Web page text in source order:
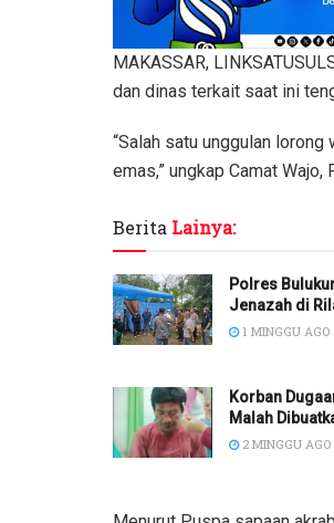
MAKASSAR,
dan dinas terkait saat ini
“Salah satu unggulan
emas,” ungkap Camat
Berita Lainya:
Polres
Jenazah di
1 MINGGU AGO
Korban
Malah
2 MINGGU AGO